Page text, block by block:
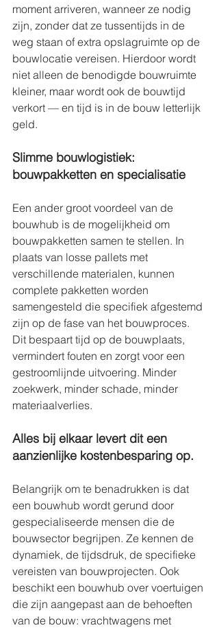
moment arriveren, wanneer ze nodig
zijn, zonder dat ze tussentijds in de
weg staan of extra opslagruimte op de
bouwlocatie vereisen. Hierdoor wordt
niet alleen de benodigde bouwruimte
kleiner, maar wordt ook de bouwtijd
verkort — en tijd is in de bouw letterlijk
geld.
Slimme bouwlogistiek:
bouwpakketten en specialisatie
Een ander groot voordeel van de
bouwhub is de mogelijkheid om
bouwpakketten samen te stellen. In
plaats van losse pallets met
verschillende materialen, kunnen
complete pakketten worden
samengesteld die specifiek afgestemd
zijn op de fase van het bouwproces.
Dit bespaart tijd op de bouwplaats,
vermindert fouten en zorgt voor een
gestroomlijnde uitvoering. Minder
zoekwerk, minder schade, minder
materiaalverlies.
Alles bij elkaar levert dit een
aanzienlijke kostenbesparing op.
Belangrijk om te benadrukken is dat
een bouwhub wordt gerund door
gespecialiseerde mensen die de
bouwsector begrijpen. Ze kennen de
dynamiek, de tijdsdruk, de specifieke
vereisten van bouwprojecten. Ook
beschikt een bouwhub over voertuigen
die zijn aangepast aan de behoeften
van de bouw: vrachtwagens met